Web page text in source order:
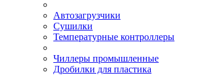
Автозагрузчики
Сушилки
Температурные контроллеры
Чиллеры промышленные
Дробилки для пластика